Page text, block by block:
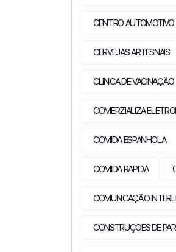
CENTRO AUTOMOTIVO
CERVEJAS ARTESNAIS
CLINICA DE VACINAÇÃO
COMERZIALIZA
COMIDA ESPANHOLA
COMIDA RAPIDA
COMUNICAÇÃO
CONSTRUÇOES DE